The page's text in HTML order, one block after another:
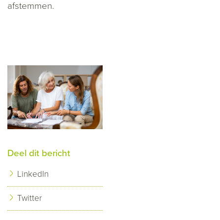
afstemmen.
Deel dit bericht
LinkedIn
Twitter